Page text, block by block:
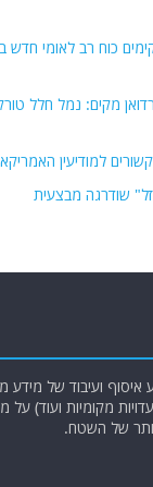
שודרגה מבצעית
ועיבוד של מידע
זיהית יצירה שאתה בעל
קטגוריות